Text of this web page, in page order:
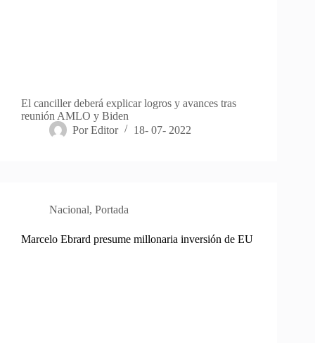
El canciller deberá explicar logros y avances tras
reunión AMLO y Biden
Por Editor 18- 07- 2022
Nacional, Portada
Marcelo Ebrard presume millonaria inversión de EU